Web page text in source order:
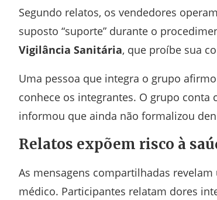
Segundo relatos, os vendedores
suposto “suporte” durante o
Vigilância Sanitária, que proíbe sua
Uma pessoa que integra o grupo
conhece os integrantes. O grupo
informou que ainda não formalizou
Relatos expõem risco à
As mensagens compartilhadas
médico. Participantes relatam dores